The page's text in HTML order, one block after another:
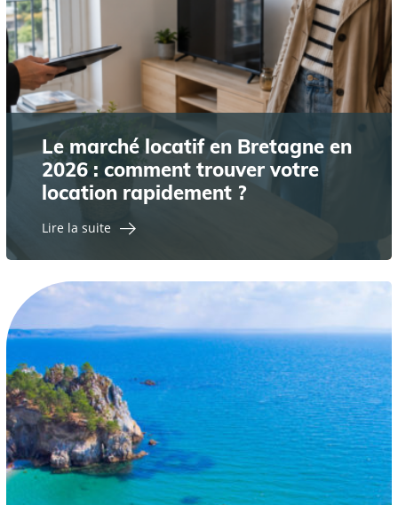
Le marché locatif en Bretagne en
2026 : comment trouver votre
location rapidement ?
Lire la suite